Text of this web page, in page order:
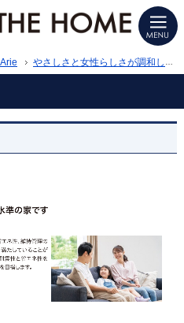
市・南相馬市の注文住宅・新築戸建て
文住宅・新築戸建てを手がける工務店
やさしさと女性らしさが調和したデザイン「家事収納の家」